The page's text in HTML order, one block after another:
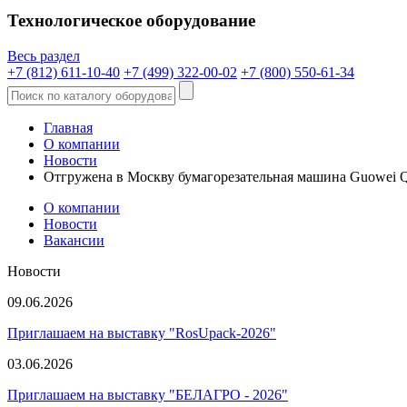
Технологическое оборудование
Весь раздел
+7 (812) 611-10-40 +7 (499) 322-00-02 +7 (800) 550-61-34
Главная
О компании
Новости
Отгружена в Москву бумагорезательная машина Guowei
О компании
Новости
Вакансии
Новости
09.06.2026
Приглашаем на выставку "RosUpack-2026"
03.06.2026
Приглашаем на выставку "БЕЛАГРО - 2026"